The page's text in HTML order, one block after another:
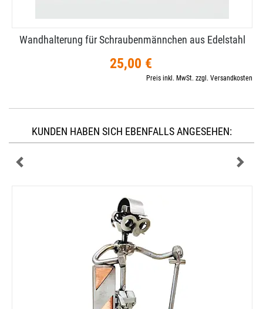
Wandhalterung für Schraubenmännchen aus Edelstahl
25,00 €
Preis inkl. MwSt. zzgl. Versandkosten
KUNDEN HABEN SICH EBENFALLS ANGESEHEN: